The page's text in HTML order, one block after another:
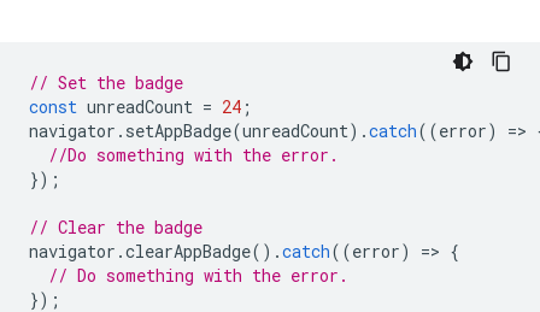
// Set the badge
const unreadCount = 24 ;
navigator . setAppBadge(unreadCount).catch((error) =>
//Do something with the error.
});
// Clear the badge
navigator .clearAppBadge().catch((error) => {
// Do something with the error.
});